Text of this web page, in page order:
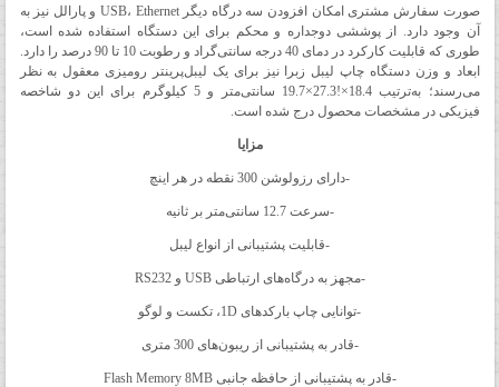
صورت سفارش مشتری امکان افزودن سه درگاه دیگر USB، Ethernet و پارالل نیز به
آن وجود دارد. از پوششی دوجداره و محکم برای این دستگاه استفاده شده است،
طوری که قابلیت کارکرد در دمای 40 درجه سانتی‌گراد و رطوبت 10 تا 90 درصد را دارد.
ابعاد و وزن دستگاه چاپ لیبل زبرا نیز برای یک لیبل‌پرینتر رومیزی معقول به نظر
می‌رسند؛ به‌ترتیب 18.4×!27.3×19.7 سانتی‌متر و 5 کیلوگرم برای این دو شاخصه
فیزیکی در مشخصات محصول درج شده است.
مزایا
-دارای رزولوشن 300 نقطه در هر اینچ
-سرعت 12.7 سانتی‌متر بر ثانیه
-قابلیت پشتیبانی از انواع لیبل
-مجهز به درگاه‌های ارتباطی USB و RS232
-توانایی چاپ بارکدهای 1D، تکست و لوگو
-قادر به پشتیبانی از ریبون‌های 300 متری
-قادر به پشتیبانی از حافظه جانبی Flash Memory 8MB